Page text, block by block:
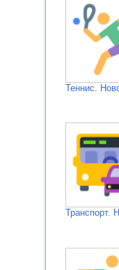
Теннис.
Транспорт.